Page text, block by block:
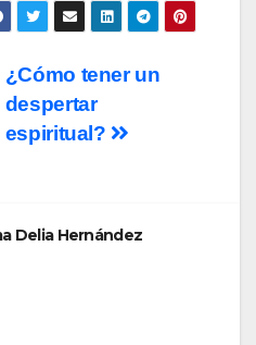
¿Cómo tener un
despertar
espiritual?
Delia Hernández